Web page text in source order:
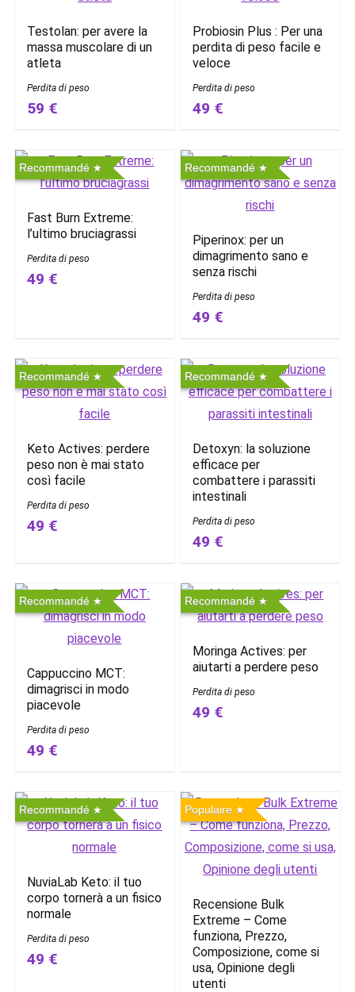
Testolan: per avere la
massa muscolare di un
atleta
Perdita di peso
59 €
Probiosin Plus : Per una
perdita di peso facile e
veloce
Perdita di peso
49 €
Recommandé
Fast Burn Extreme:
l’ultimo bruciagrassi
Perdita di peso
49 €
Recommandé
Piperinox: per un
dimagrimento sano e
senza rischi
Perdita di peso
49 €
Recommandé
Keto Actives: perdere
peso non è mai stato
così facile
Perdita di peso
49 €
Recommandé
Detoxyn: la soluzione
efficace per
combattere i parassiti
intestinali
Perdita di peso
49 €
Recommandé
Cappuccino MCT:
dimagrisci in modo
piacevole
Perdita di peso
49 €
Recommandé
Moringa Actives: per
aiutarti a perdere peso
Perdita di peso
49 €
Recommandé
NuviaLab Keto: il tuo
corpo tornerà a un fisico
normale
Perdita di peso
49 €
Populaire
Recensione Bulk
Extreme – Come
funziona, Prezzo,
Composizione, come si
usa, Opinione degli
utenti